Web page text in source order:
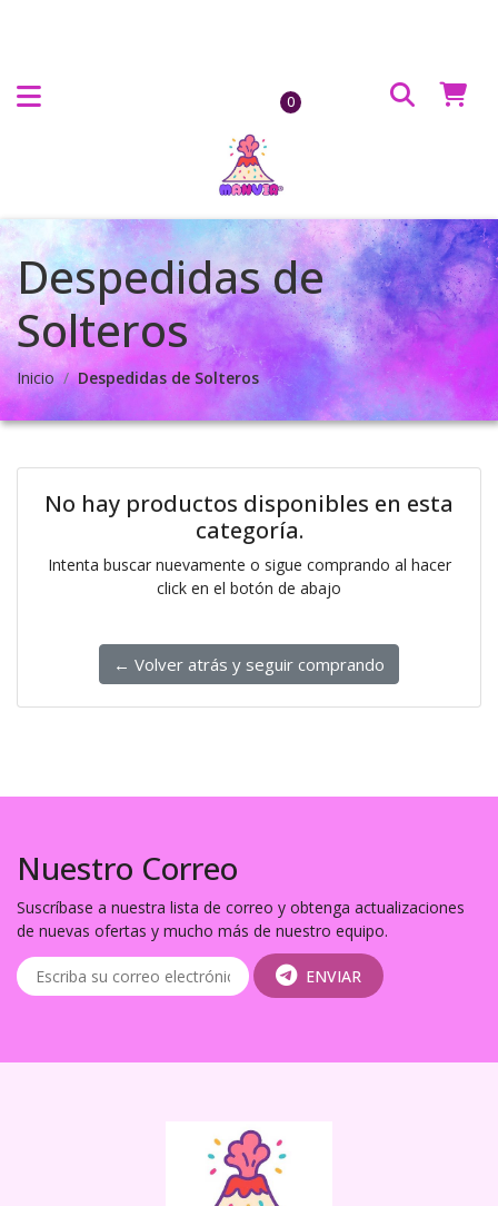
0
Despedidas de
Solteros
Inicio Despedidas de Solteros
No hay productos disponibles en esta
categoría.
Intenta buscar nuevamente o sigue comprando al hacer
click en el botón de abajo
← Volver atrás y seguir comprando
Nuestro Correo
Suscríbase a nuestra lista de correo y obtenga actualizaciones
de nuevas ofertas y mucho más de nuestro equipo.
ENVIAR